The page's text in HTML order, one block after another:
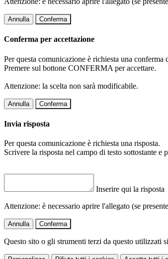
Annulla Conferma
Conferma per accettazione
Per questa comunicazione è richiesta una conferma
Premere sul bottone CONFERMA per accettare.
Attenzione: la scelta non sarà modificabile.
Annulla Conferma
Invia risposta
Per questa comunicazione è richiesta una risposta.
Scrivere la risposta nel campo di testo sottostante
Inserire qui la risposta
Attenzione: è necessario aprire l'allegato (se
Annulla Conferma
Questo sito o gli strumenti terzi da questo utilizzati